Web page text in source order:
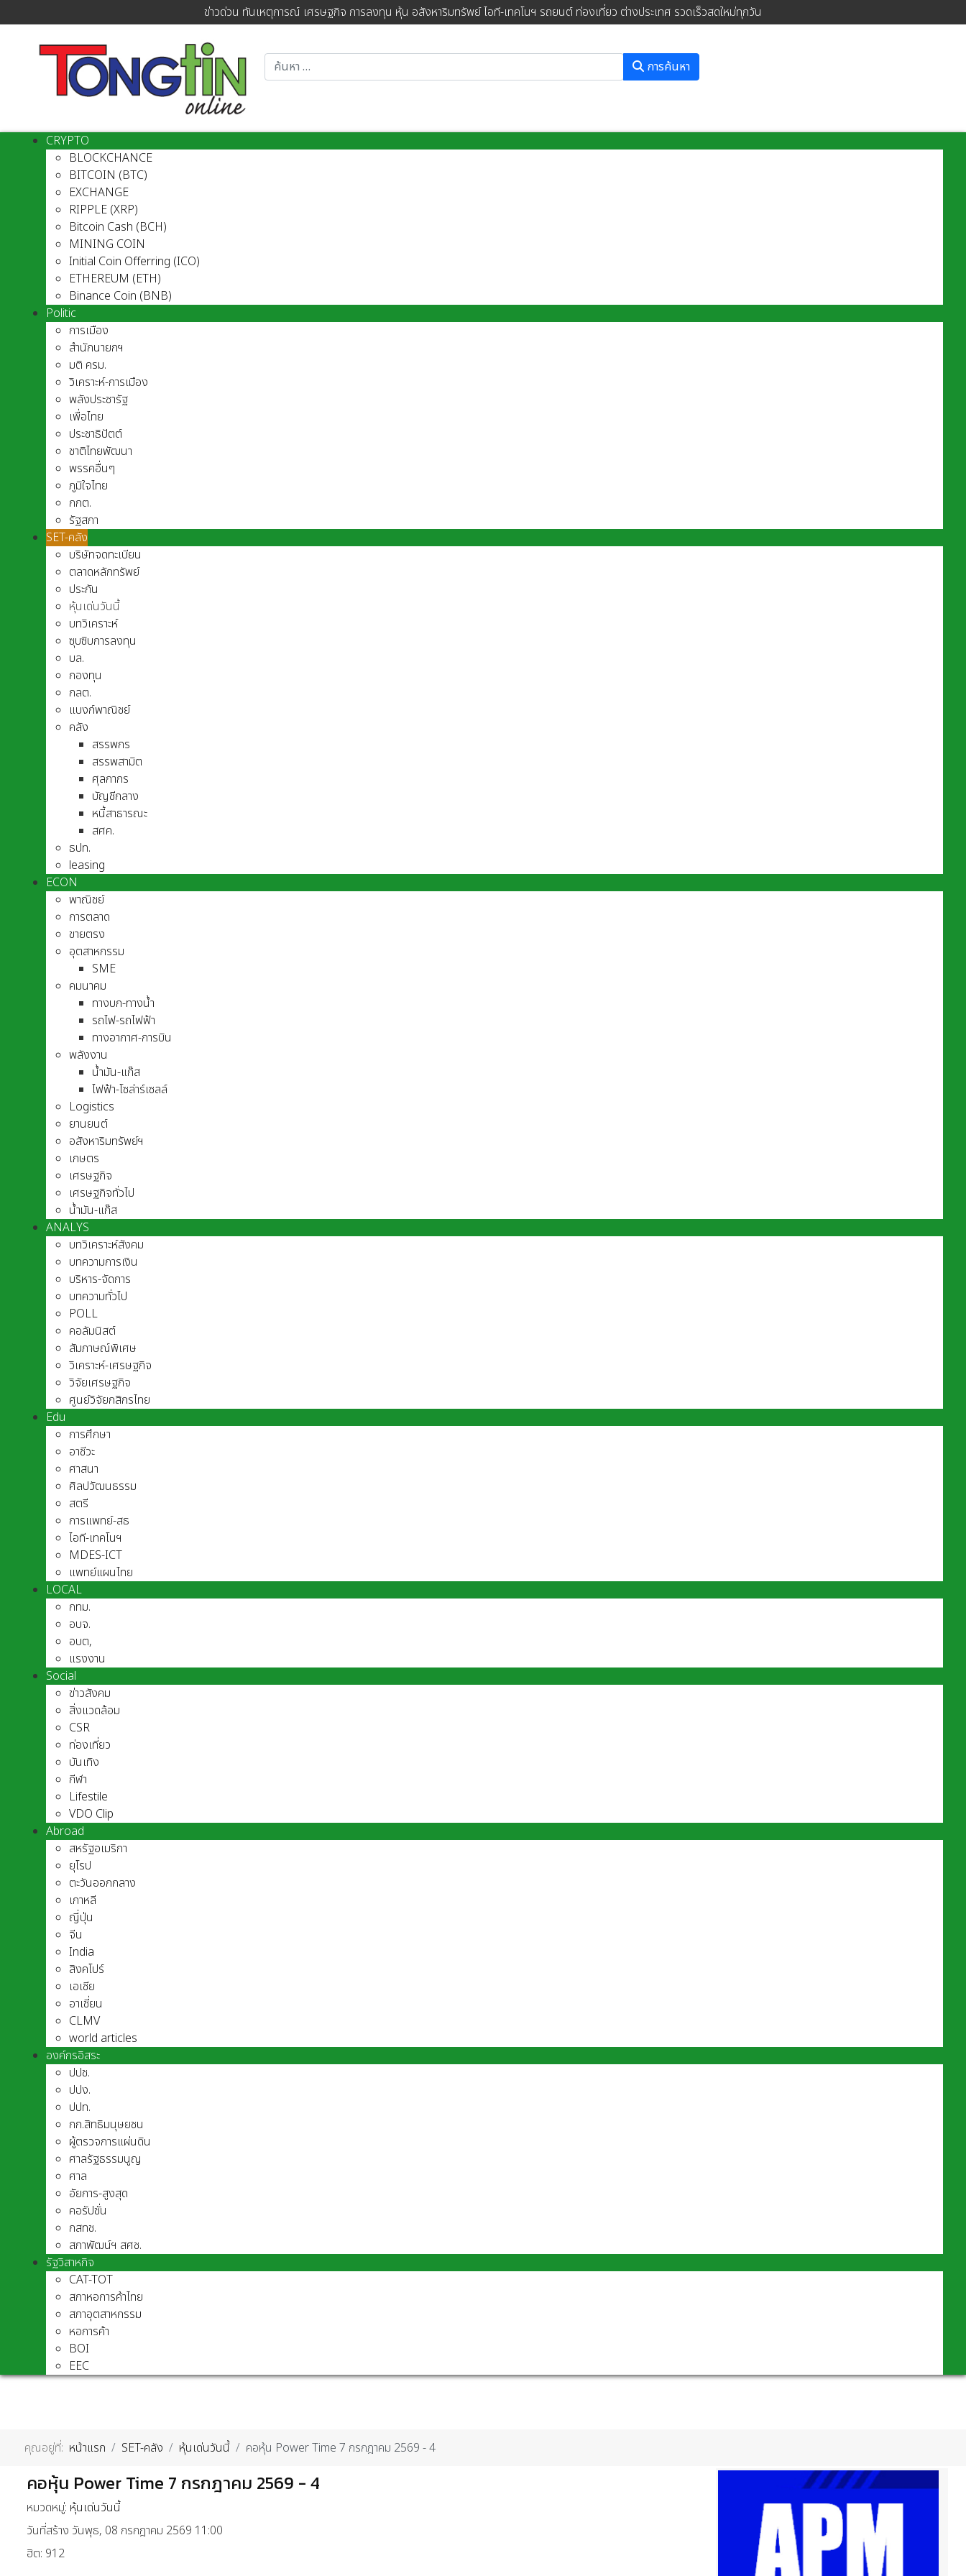
ข่าวด่วน ทันเหตุการณ์ เศรษฐกิจ การลงทุน หุ้น อสังหาริมทรัพย์ ไอที-เทคโนฯ รถยนต์ ท่องเที่ยว ต่างประเทศ รวดเร็วสดใหม่ทุกวัน
การค้นหา
CRYPTO
BLOCKCHANCE
BITCOIN (BTC)
EXCHANGE
RIPPLE (XRP)
Bitcoin Cash (BCH)
MINING COIN
Initial Coin Offerring (ICO)
ETHEREUM (ETH)
Binance Coin (BNB)
Politic
การเมือง
สำนักนายกฯ
มติ ครม.
วิเคราะห์-การเมือง
พลังประชารัฐ
เพื่อไทย
ประชาธิปัตต์
ชาติไทยพัฒนา
พรรคอื่นๆ
ภูมิใจไทย
กกต.
รัฐสภา
SET-คลัง
บริษัทจดทะเบียน
ตลาดหลักทรัพย์
ประกัน
หุ้นเด่นวันนี้
บทวิเคราะห์
ซุบซิบการลงทุน
บล.
กองทุน
กลต.
แบงก์พาณิชย์
คลัง
สรรพกร
สรรพสามิต
ศุลกากร
บัญชีกลาง
หนี้สาธารณะ
สศค.
ธปท.
leasing
ECON
พาณิชย์
การตลาด
ขายตรง
อุตสาหกรรม
SME
คมนาคม
ทางบก-ทางน้ำ
รถไฟ-รถไฟฟ้า
ทางอากาศ-การบิน
พลังงาน
น้ำมัน-แก๊ส
ไฟฟ้า-โซล่าร์เซลล์
Logistics
ยานยนต์
อสังหาริมทรัพย์ฯ
เกษตร
เศรษฐกิจ
เศรษฐกิจทั่วไป
น้ำมัน-แก๊ส
ANALYS
บทวิเคราะห์สังคม
บทความการเงิน
บริหาร-จัดการ
บทความทั่วไป
POLL
คอลัมนิสต์
สัมภาษณ์พิเศษ
วิเคราะห์-เศรษฐกิจ
วิจัยเศรษฐกิจ
ศูนย์วิจัยกสิกรไทย
Edu
การศึกษา
อาชีวะ
ศาสนา
ศิลปวัฒนธรรม
สตรี
การแพทย์-สธ
ไอที-เทคโนฯ
MDES-ICT
แพทย์แผนไทย
LOCAL
กทม.
อบจ.
อบต,
แรงงาน
Social
ข่าวสังคม
สิ่งแวดล้อม
CSR
ท่องเที่ยว
บันเทิง
กีฬา
Lifestile
VDO Clip
Abroad
สหรัฐอเมริกา
ยุโรป
ตะวันออกกลาง
เกาหลี
ญี่ปุ่น
จีน
India
สิงคโปร์
เอเชีย
อาเชี่ยน
CLMV
world articles
องค์กรอิสระ
ปปช.
ปปง.
ปปท.
กก.สิทธิมนุษยชน
ผู้ตรวจการแผ่นดิน
ศาลรัฐธรรมนูญ
ศาล
อัยการ-สูงสุด
คอรัปชั่น
กสทช.
สภาพัฒน์ฯ สศช.
รัฐวิสาหกิจ
CAT-TOT
สภาหอการค้าไทย
สภาอุตสาหกรรม
หอการค้า
BOI
EEC
คุณอยู่ที่: หน้าแรก SET-คลัง หุ้นเด่นวันนี้ คอหุ้น Power Time 7 กรกฎาคม 2569 - 4
คอหุ้น Power Time 7 กรกฎาคม 2569 - 4
หมวดหมู่: หุ้นเด่นวันนี้
วันที่สร้าง วันพุธ, 08 กรกฎาคม 2569 11:00
ฮิต: 912